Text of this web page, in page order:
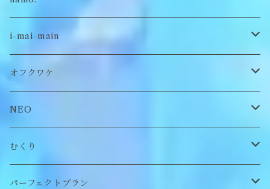
古着
オリジナル
i-mai-main
ビスチェ
付け襟
帽子
スヌード
オフクワケ
トップス
アウター
付け襟
NEO
財布
ポーチ
むくり
リング
パーフェクトプラン